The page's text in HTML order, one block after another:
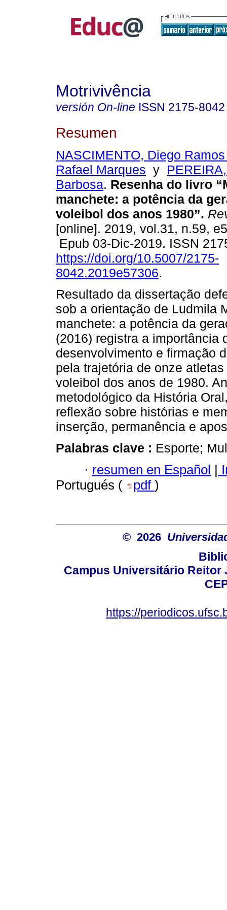
Motrivivência
versión On-line ISSN 2175-8042
Resumen
NASCIMENTO, Diego
Rafael Marques y
Barbosa. Resenha do livro
manchete: a potência da
voleibol dos anos 1980”.
[online]. 2019, vol.31, n.59,
Epub 03-Dic-2019. ISSN
https://doi.org/10.5007/2175-
8042.2019e57306.
Resultado da dissertação
sob a orientação de Ludmila
manchete: a potência da
(2016) registra a importância
desenvolvimento e firmação
pela trajetória de onze
voleibol dos anos de 1980.
metodológico da História
reflexão sobre histórias e
inserção, permanência e
Palabras clave : Esporte;
· resumen en Español |
Portugués (
pdf )
© 2026
Campus Universitário Reitor
https://